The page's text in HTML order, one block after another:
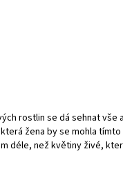
rostlin se dá sehnat
žena by se mohla
déle, než květiny živé,